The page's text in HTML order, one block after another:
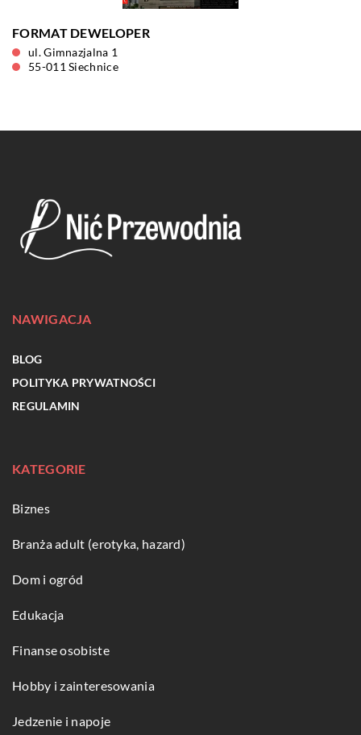
FORMAT DEWELOPER
ul. Gimnazjalna 1
55-011 Siechnice
NAWIGACJA
BLOG
POLITYKA PRYWATNOŚCI
REGULAMIN
KATEGORIE
Biznes
Branża adult (erotyka, hazard)
Dom i ogród
Edukacja
Finanse osobiste
Hobby i zainteresowania
Jedzenie i napoje